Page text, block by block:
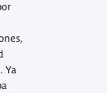
Ya